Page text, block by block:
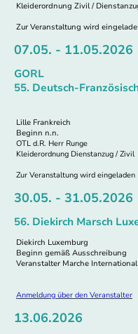
Kleiderordnung Zivil /
Zur Veranstaltung wird
07.05. - 11.05.2026
GORL
55. Deutsch-
Lille Frankreich
Beginn n.n.
OTL d.R. Herr Runge
Kleiderordnung Dienstanzug / Zivil
Zur Veranstaltung wird eingeladen
30.05. - 31.05.2026
56. Diekirch Marsch
Diekirch Luxemburg
Beginn gemäß Ausschreibung
Veranstalter Marche
Anmeldung über den Veranstalter
13.06.2026